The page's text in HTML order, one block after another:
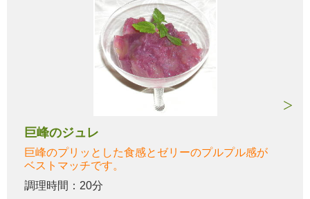
巨峰のジュレ
巨峰のプリッとした食感とゼリーのプルプル感が
ベストマッチです。
調理時間：20分